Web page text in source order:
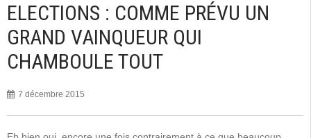
ELECTIONS : COMME PRÉVU UN
GRAND VAINQUEUR QUI
CHAMBOULE TOUT
7 décembre 2015